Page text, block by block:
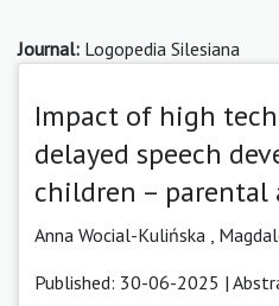
Journal: Logopedia Silesiana
Impact of high
delayed speech
children – parental
Anna Wocial-Kulińska
Published: 30-06-2025 |